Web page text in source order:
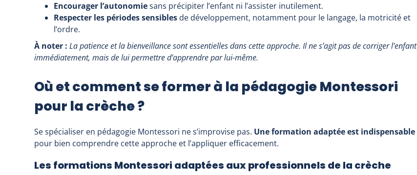
Encourager l’autonomiesans précipiter l’enfant ni l’assister inutilement.
Respecter les périodes sensibles de développement, notamment pour le langage, la motricité et
l’ordre.
À noter : La patience et la bienveillance sont essentielles dans cette approche. Il ne s’agit pas de corriger l’enfant
immédiatement, mais de lui permettre d’apprendre par lui-même.
Où et comment se former à la pédagogie Montessori
pour la crèche ?
Se spécialiser en pédagogie Montessori ne s’improvise pas. Une formation adaptée est indispensable
pour bien comprendre cette approche et l’appliquer efficacement.
Les formations Montessori adaptées aux professionnels de la crèche